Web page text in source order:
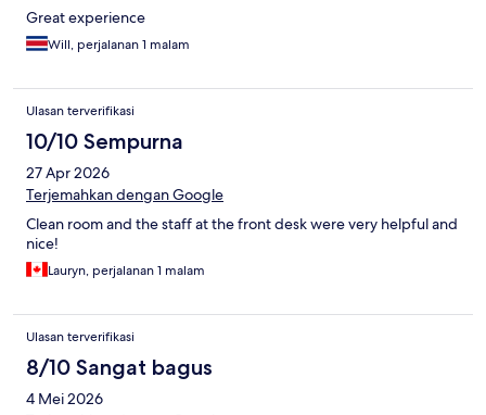
Great experience
Will, perjalanan 1 malam
Ulasan terverifikasi
10/10 Sempurna
27 Apr 2026
Terjemahkan dengan Google
Clean room and the staff at the front desk were very helpful and
nice!
Lauryn, perjalanan 1 malam
Ulasan terverifikasi
8/10 Sangat bagus
4 Mei 2026